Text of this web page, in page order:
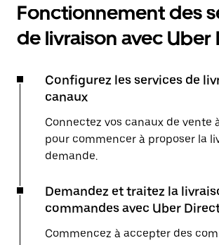
Fonctionnement des
de livraison avec Uber
Configurez les services de
canaux
Connectez vos canaux de vente
pour commencer à proposer la
demande.
Demandez et traitez la
commandes avec Uber
Commencez à accepter des